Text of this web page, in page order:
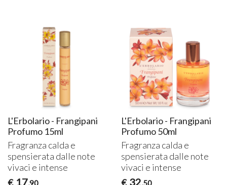
L'Erbolario - Frangipani
Profumo 15ml
Fragranza calda e
spensierata dalle note
vivaci e intense
€ 17,90
L'Erbolario - Frangipani
Profumo 50ml
Fragranza calda e
spensierata dalle note
vivaci e intense
€ 32,50